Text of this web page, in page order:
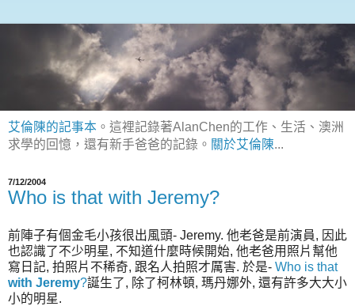
艾倫陳的記事本 。這裡記錄著AlanChen的工作、生活、澳洲
求學的回憶，還有新手爸爸的記錄。 關於艾倫陳...
7/12/2004
Who is that with Jeremy?
前陣子有個金毛小孩很出風頭- Jeremy. 他老爸是前演員, 因此
也認識了不少明星, 不知道什麼時候開始, 他老爸用照片幫他
寫日記, 拍照片不稀奇, 跟名人拍照才厲害. 於是- Who is that
with Jeremy?誕生了, 除了柯林頓, 瑪丹娜外, 還有許多大大小
小的明星.